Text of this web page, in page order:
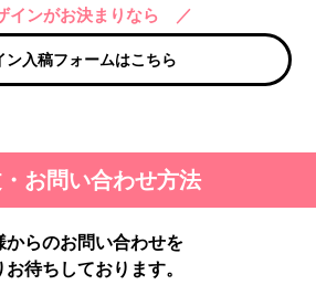
インがお決まりなら ／
ン入稿フォームはこちら
お問い合わせ方法
からのお問い合わせを
お待ちしております。